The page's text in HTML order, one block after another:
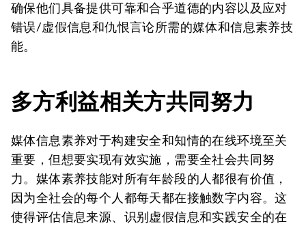
确保他们具备提供可靠和合乎道德的内容以及应对
错误/虚假信息和仇恨言论所需的媒体和信息素养技
能。
多方利益相关方共同努力
媒体信息素养对于构建安全和知情的在线环境至关
重要，但想要实现有效实施，需要全社会共同努
力。媒体素养技能对所有年龄段的人都很有价值，
因为全社会的每个人都每天都在接触数字内容。这
使得评估信息来源、识别虚假信息和实践安全的在